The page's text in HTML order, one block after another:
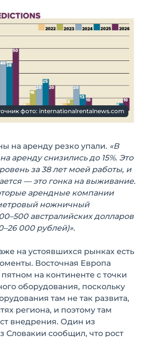
фото: internationalrentalnews.com
на аренду резко упали. «В
аренду снизились до 15%. Это
за 38 лет моей работы, и
— это гонка на выживание.
арендные компании
ножничный
австралийских долларов
000 рублей)».
на устоявшихся рынках есть
Восточная Европа
на континенте с точки
оборудования, поскольку
там не так развита,
региона, и поэтому там
внедрения. Один из
Словакии сообщил, что рост